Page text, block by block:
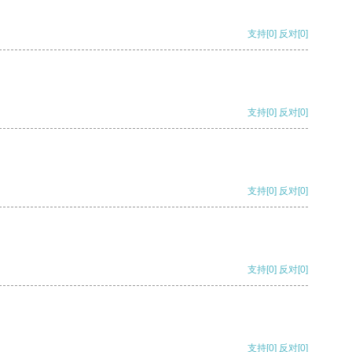
支持[0] 反对[0]
支持[0] 反对[0]
支持[0] 反对[0]
支持[0] 反对[0]
支持[0] 反对[0]